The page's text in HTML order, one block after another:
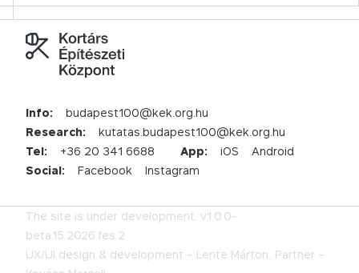
Info:
budapest100@kek.org.hu
Research:
kutatas.budapest100@kek.org.hu
Tel:
+36 20 341 6688 App: iOS
Android
Social:
Facebook Instagram
The site is under development. v1.0.0-
beta.15.2026.fes.2
UX/UI design & development – Lente Márton, Partner –